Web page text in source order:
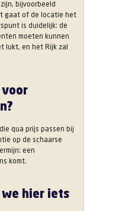
bijvoorbeeld
gaat of de locatie het
is duidelijk: de
moeten kunnen
lukt, en het Rijk zal
qua prijs passen bij
op de schaarse
een
komt.
we hier iets